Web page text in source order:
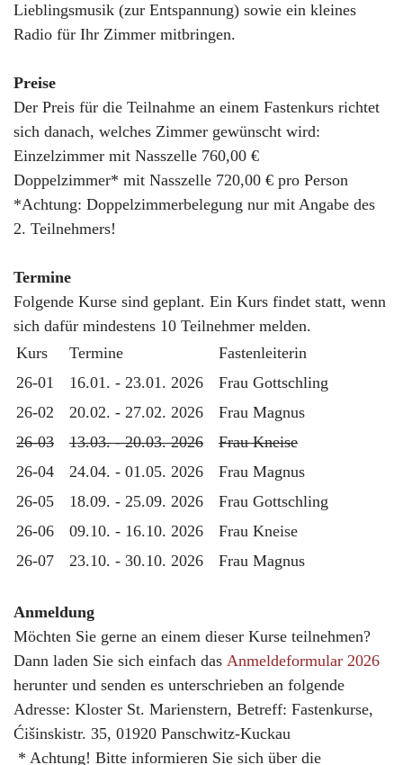
Lieblingsmusik (zur Entspannung) sowie ein kleines
Radio für Ihr Zimmer mitbringen.
Preise
Der Preis für die Teilnahme an einem Fastenkurs richtet
sich danach, welches Zimmer gewünscht wird:
Einzelzimmer mit Nasszelle 760,00 €
Doppelzimmer* mit Nasszelle 720,00 € pro Person
*Achtung: Doppelzimmerbelegung nur mit Angabe des
2. Teilnehmers!
Termine
Folgende Kurse sind geplant. Ein Kurs findet statt, wenn
sich dafür mindestens 10 Teilnehmer melden.
Kurs
Termine
Fastenleiterin
26-01
16.01. - 23.01. 2026
Frau Gottschling
26-02
20.02. - 27.02. 2026
Frau Magnus
26-03
13.03. - 20.03. 2026
Frau Kneise
26-04
24.04. - 01.05. 2026
Frau Magnus
26-05
18.09. - 25.09. 2026
Frau Gottschling
26-06
09.10. - 16.10. 2026
Frau Kneise
26-07
23.10. - 30.10. 2026 Frau Magnus
Anmeldung
Möchten Sie gerne an einem dieser Kurse teilnehmen?
Dann laden Sie sich einfach das Anmeldeformular 2026
herunter und senden es unterschrieben an folgende
Adresse: Kloster St. Marienstern, Betreff: Fastenkurse,
Ćišinskistr. 35, 01920 Panschwitz-Kuckau
* Achtung! Bitte informieren Sie sich über die